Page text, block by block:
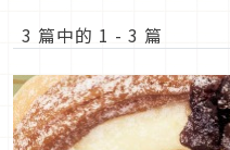
3 篇中的 1 - 3 篇